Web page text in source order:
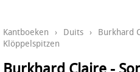
Kantboeken › Duits › Burkhard
Klöppelspitzen